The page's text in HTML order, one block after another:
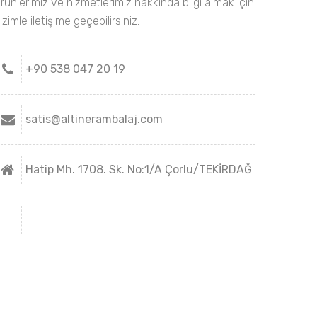
iletişime geçebilirsiniz.
+90 538 047 20 19
satis@altinerambalaj.com
Hatip Mh. 1708. Sk. No:1/A Çorlu/TEKİRDAĞ